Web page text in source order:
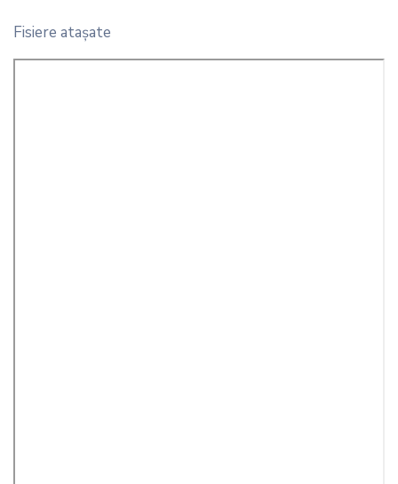
Fisiere ataşate